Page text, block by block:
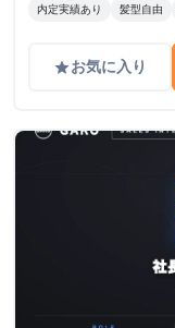
内定実績あり 髪型自由
gradeお気に入り